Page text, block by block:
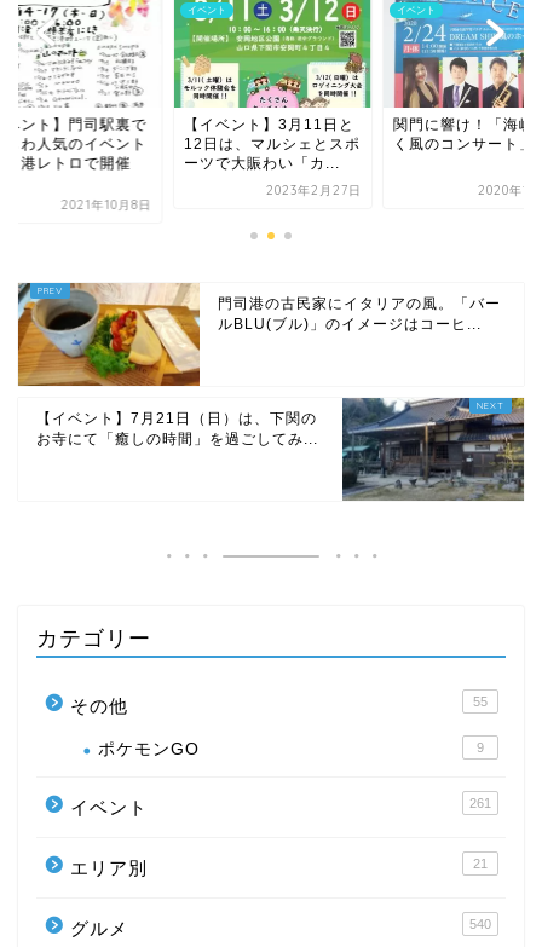
ベント】3月11日と
は、マルシェとスポ
で大賑わい「カ...
イベント
関門に響け！「海峡にふ
く風のコンサート」
2020年1月26日
お土産
【イベント】門司駅
じわじわ人気のイベ
門司港の古民家にイタリアの風。「バー
ルBLU(ブル)」のイメージはコーヒ...
【イベント】7月21日（日）は、下関の
お寺にて「癒しの時間」を過ごしてみ...
カテゴリー
その他 55
ポケモンGO 9
イベント 261
エリア別 21
グルメ 540